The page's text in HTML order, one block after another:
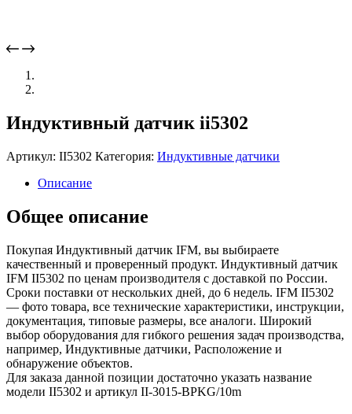
Индуктивный датчик ii5302
Артикул: II5302 Категория: Индуктивные датчики
Описание
Общее описание
Покупая Индуктивный датчик IFM, вы выбираете
качественный и проверенный продукт. Индуктивный датчик
IFM II5302 по ценам производителя с доставкой по России.
Сроки поставки от нескольких дней, до 6 недель. IFM II5302
— фото товара, все технические характеристики, инструкции,
документация, типовые размеры, все аналоги. Широкий
выбор оборудования для гибкого решения задач производства,
например, Индуктивные датчики, Расположение и
обнаружение объектов.
Для заказа данной позиции достаточно указать название
модели II5302 и артикул II-3015-BPKG/10m